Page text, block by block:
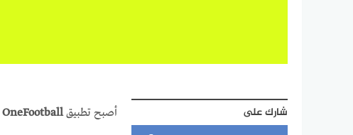
شارك على أصبح تطبيقOneFootball